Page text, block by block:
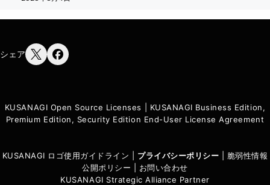
シェア
KUSANAGI Open Source Licenses
KUSANAGI Business Edition,
Premium Edition, Security Edition End-User License Agreement
KUSANAGI ロゴ使用ガイドライン プライバシーポリシー
脆弱性情報
公開ポリシー
お問い合わせ
KUSANAGI Strategic Alliance Partner